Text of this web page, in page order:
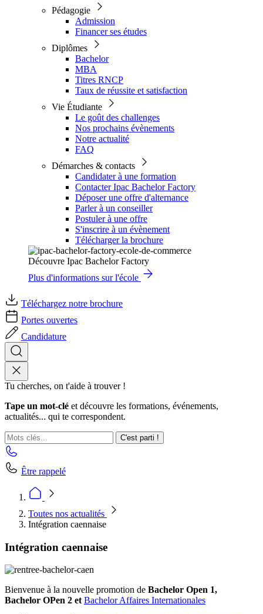
Pédagogie
Admission
Financer ses études
Diplômes
Bachelor
MBA
Titres RNCP
Taux de réussite et satisfaction
Vie Étudiante
Le goût des challenges
Nos prochains évènements
Notre actualité
FAQ
Démarches & contacts
Candidater à une formation
Contacter Ipac Bachelor Factory
Déposer une offre d'alternance
Parler à un conseiller
Postuler à une offre
S'inscrire à un évènement
Télécharger la brochure
Découvre Ipac Bachelor Factory
Plus d'informations sur l'école
Téléchargez notre brochure
Portes ouvertes
Candidature
Tu cherches, on t'aide à trouver !
Tape un mot-clé et découvre les formations, événements,
actualités... qui te correspondent.
C'est parti !
Être rappelé
Toutes nos actualités
Intégration caennaise
Intégration caennaise
Bienvenue à la nouvelle promotion de Bachelor Open 1,
Bachelor OPen 2 etBachelor Affaires Internationales